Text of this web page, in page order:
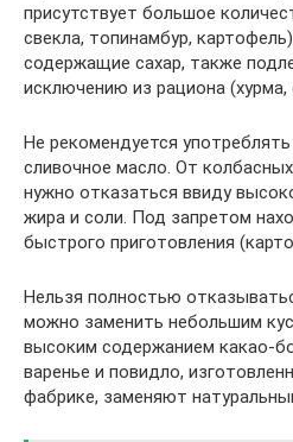
присутствует большое
свекла, топинамбур,
содержащие сахар, также
исключению из рациона (хурма,
Не рекомендуется
сливочное масло. От
нужно отказаться ввиду
жира и соли. Под запретом
быстрого приготовления
Нельзя полностью
можно заменить небольшим
высоким содержанием какао-
варенье и повидло,
фабрике, заменяют